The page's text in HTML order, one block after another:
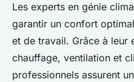
Les experts en génie
garantir un confort
et de travail. Grâce à leur
chauffage, ventilation et
professionnels assurent